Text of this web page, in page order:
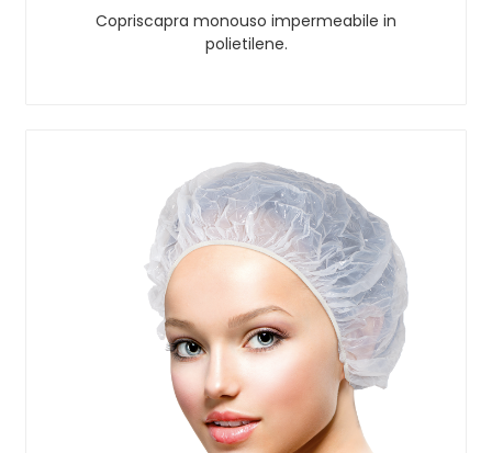
Copriscapra monouso impermeabile in
polietilene.